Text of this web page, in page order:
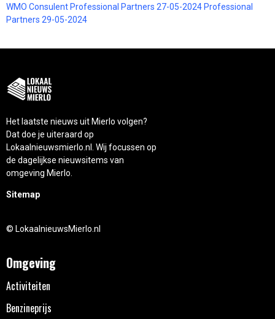
WMO Consulent Professional Partners 27-05-2024 Professional
Partners 29-05-2024
Het laatste nieuws uit Mierlo volgen?
Dat doe je uiteraard op
Lokaalnieuwsmierlo.nl. Wij focussen op
de dagelijkse nieuwsitems van
omgeving Mierlo.
Sitemap
© LokaalnieuwsMierlo.nl
Omgeving
Activiteiten
Benzineprijs